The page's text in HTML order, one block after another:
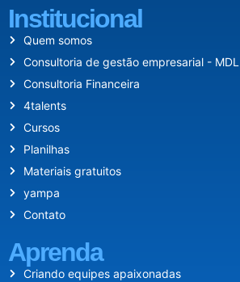
Institucional
Quem somos
Consultoria de gestão empresarial - MDL
Consultoria Financeira
4talents
Cursos
Planilhas
Materiais gratuitos
yampa
Contato
Aprenda
Criando equipes apaixonadas